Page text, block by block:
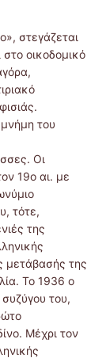
στεγάζεται
οικοδομικό
του
Οι
19ο αι. με
τότε,
της
μετάβασής της
Το 1936 ο
του,
Μέχρι τον